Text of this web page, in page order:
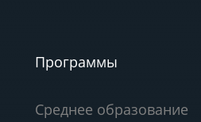
Программы
Среднее образование